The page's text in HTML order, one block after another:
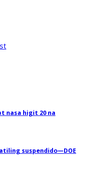
nasa higit 20 na
suspendido—DOE